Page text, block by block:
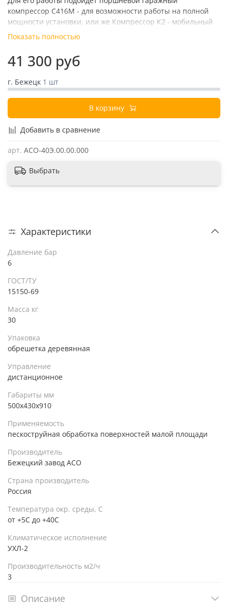
Добавить в сравнение
арт. АСО-40Э.00.00.000
компрессор С416М - для возможности работы на полной
мощности установки, или же Компрессор К2 - мобильный
передвижной с производительностью в 630 л/мин сжатого
Показать полностью
41 300 руб
г. Бежецк 1 шт
В корзину
Выбрать
Характеристики
Давление бар
6
ГОСТ/ТУ
15150-69
Масса кг
30
Упаковка
обрешетка деревянная
Управление
дистанционное
Габариты мм
500х430х910
Применяемость
пескоструйная обработка поверхностей малой площади
Производитель
Бежецкий завод АСО
Страна производитель
Россия
Температура окр. среды, С
от +5С до +40С
Климатическое исполнение
УХЛ-2
Производительность м2/ч
3
Описание